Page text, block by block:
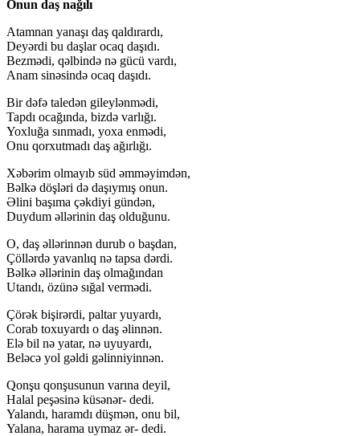
Onun daş nağılı
Atamnan yanaşı daş qaldırardı,
Deyərdi bu daşlar ocaq daşıdı.
Bezmədi, qəlbində nə gücü vardı,
Anam sinəsində ocaq daşıdı.
Bir dəfə taledən gileylənmədi,
Tapdı ocağında, bizdə varlığı.
Yoxluğa sınmadı, yoxa enmədi,
Onu qorxutmadı daş ağırlığı.
Xəbərim olmayıb süd əmməyimdən,
Bəlkə döşləri də daşıymış onun.
Əlini başıma çəkdiyi gündən,
Duydum əllərinin daş olduğunu.
O, daş əllərinnən durub o başdan,
Çöllərdə yavanlıq nə tapsa dərdi.
Bəlkə əllərinin daş olmağından
Utandı, özünə sığal vermədi.
Çörək bişirərdi, paltar yuyardı,
Corab toxuyardı o daş əlinnən.
Elə bil nə yatar, nə uyuyardı,
Beləcə yol gəldi gəlinniyinnən.
Qonşu qonşusunun varına deyil,
Halal peşəsinə küsənər- dedi.
Yalandı, haramdı düşmən, onu bil,
Yalana, harama uymaz ər- dedi.